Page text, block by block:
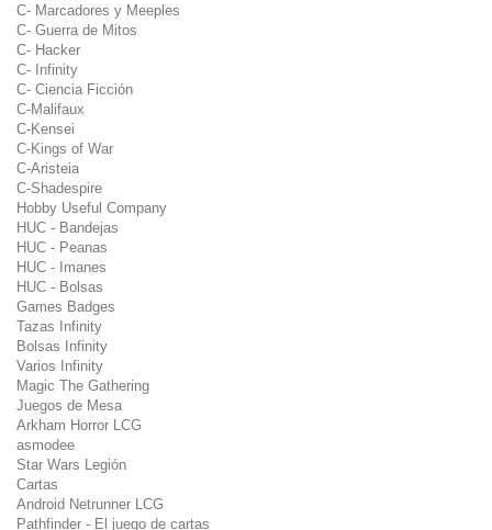
C- Marcadores y Meeples
C- Guerra de Mitos
C- Hacker
C- Infinity
C- Ciencia Ficción
C-Malifaux
C-Kensei
C-Kings of War
C-Aristeia
C-Shadespire
Hobby Useful Company
HUC - Bandejas
HUC - Peanas
HUC - Imanes
HUC - Bolsas
Games Badges
Tazas Infinity
Bolsas Infinity
Varios Infinity
Magic The Gathering
Juegos de Mesa
Arkham Horror LCG
asmodee
Star Wars Legión
Cartas
Android Netrunner LCG
Pathfinder - El juego de cartas